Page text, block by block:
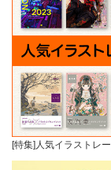
[特集]人気イラストレ